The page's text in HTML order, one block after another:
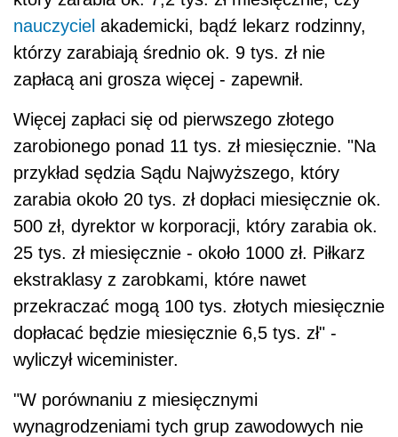
nauczyciel akademicki, bądź lekarz rodzinny,
którzy zarabiają średnio ok. 9 tys. zł nie
zapłacą ani grosza więcej - zapewnił.
Więcej zapłaci się od pierwszego złotego
zarobionego ponad 11 tys. zł miesięcznie. "Na
przykład sędzia Sądu Najwyższego, który
zarabia około 20 tys. zł dopłaci miesięcznie ok.
500 zł, dyrektor w korporacji, który zarabia ok.
25 tys. zł miesięcznie - około 1000 zł. Piłkarz
ekstraklasy z zarobkami, które nawet
przekraczać mogą 100 tys. złotych miesięcznie
dopłacać będzie miesięcznie 6,5 tys. zł" -
wyliczył wiceminister.
"W porównaniu z miesięcznymi
wynagrodzeniami tych grup zawodowych nie